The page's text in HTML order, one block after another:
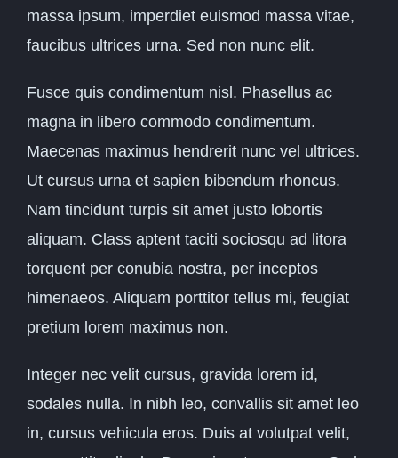
massa ipsum, imperdiet euismod massa vitae,
faucibus ultrices urna. Sed non nunc elit.
Fusce quis condimentum nisl. Phasellus ac
magna in libero commodo condimentum.
Maecenas maximus hendrerit nunc vel ultrices.
Ut cursus urna et sapien bibendum rhoncus.
Nam tincidunt turpis sit amet justo lobortis
aliquam. Class aptent taciti sociosqu ad litora
torquent per conubia nostra, per inceptos
himenaeos. Aliquam porttitor tellus mi, feugiat
pretium lorem maximus non.
Integer nec velit cursus, gravida lorem id,
sodales nulla. In nibh leo, convallis sit amet leo
in, cursus vehicula eros. Duis at volutpat velit,